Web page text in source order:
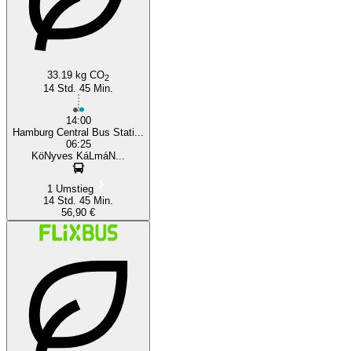
33.19 kg CO2
14 Std. 45 Min.
14:00
Hamburg Central Bus Stati...
06:25
KöNyves KáLmáN...
1 Umstieg
14 Std. 45 Min.
56,90 €